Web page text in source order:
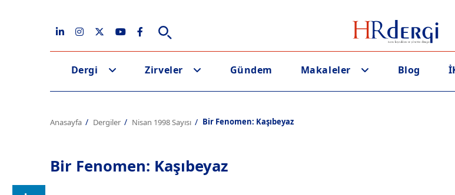
Dergi Zirveler Gündem Makaleler Blog
Anasayfa Dergiler Nisan 1998 Sayısı Bir Fenomen: Kaşıbeyaz
Bir Fenomen: Kaşıbeyaz